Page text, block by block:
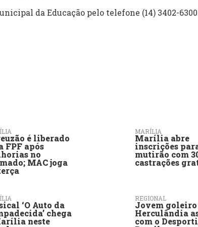
da Educação pelo telefone (14) 3402-
é liberado
FPF após
no
MAC joga
MARÍLIA
Marília abre
inscrições
mutirão com
castrações
‘O Auto da
chega
neste
REGIONAL
Jovem goleiro
Herculândia
com o